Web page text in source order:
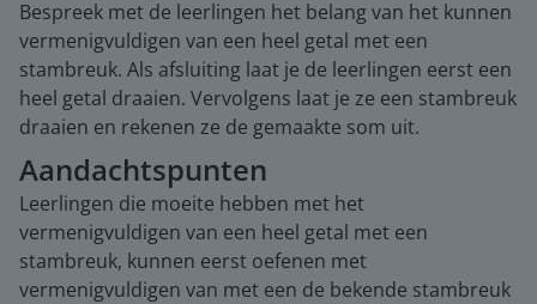
Bespreek met de leerlingen het belang van het kunnen
vermenigvuldigen van een heel getal met een
stambreuk. Als afsluiting laat je de leerlingen eerst een
heel getal draaien. Vervolgens laat je ze een stambreuk
draaien en rekenen ze de gemaakte som uit.
Aandachtspunten
Leerlingen die moeite hebben met het
vermenigvuldigen van een heel getal met een
stambreuk, kunnen eerst oefenen met
vermenigvuldigen van met een de bekende stambreuk